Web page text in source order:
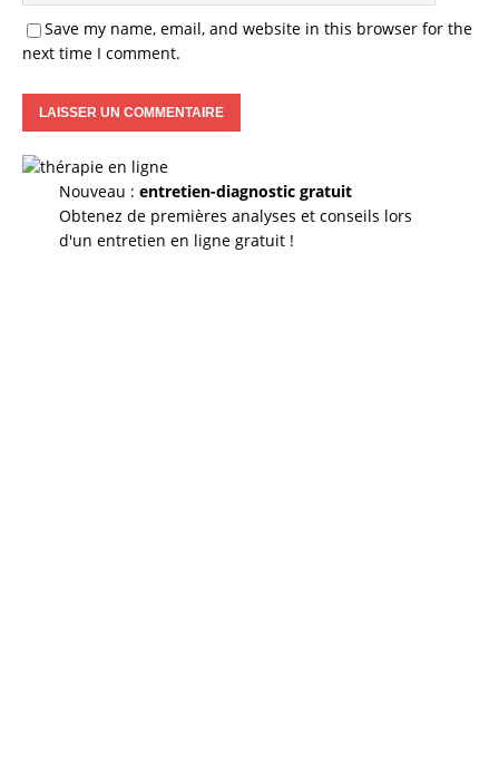
Save my name, email, and website in this browser for the
next time I comment.
Nouveau : entretien-diagnostic gratuit
Obtenez de premières analyses et conseils lors
d'un entretien en ligne gratuit !